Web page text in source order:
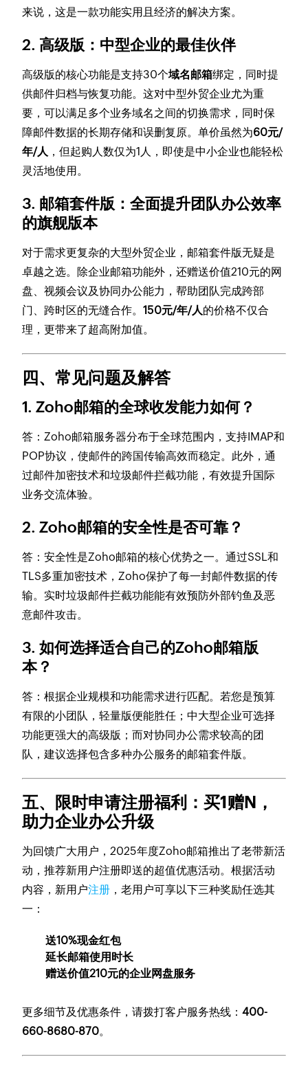
来说，这是一款功能实用且经济的解决方案。
2. 高级版：中型企业的最佳伙伴
高级版的核心功能是支持30个域名邮箱绑定，同时提
供邮件归档与恢复功能。这对中型外贸企业尤为重
要，可以满足多个业务域名之间的切换需求，同时保
障邮件数据的长期存储和误删复原。单价虽然为60元/
年/人 ，但起购人数仅为1人，即使是中小企业也能轻松
灵活地使用。
3. 邮箱套件版：全面提升团队办公效率
的旗舰版本
对于需求更复杂的大型外贸企业，邮箱套件版无疑是
卓越之选。除企业邮箱功能外，还赠送价值210元的网
盘、视频会议及协同办公能力，帮助团队完成跨部
门、跨时区的无缝合作。150元/年/人的价格不仅合
理，更带来了超高附加值。
四、常见问题及解答
1. Zoho邮箱的全球收发能力如何？
答：Zoho邮箱服务器分布于全球范围内，支持IMAP和
POP协议，使邮件的跨国传输高效而稳定。此外，通
过邮件加密技术和垃圾邮件拦截功能，有效提升国际
业务交流体验。
2. Zoho邮箱的安全性是否可靠？
答：安全性是Zoho邮箱的核心优势之一。通过SSL和
TLS多重加密技术，Zoho保护了每一封邮件数据的传
输。实时垃圾邮件拦截功能能有效预防外部钓鱼及恶
意邮件攻击。
3. 如何选择适合自己的Zoho邮箱版
本？
答：根据企业规模和功能需求进行匹配。若您是预算
有限的小团队，轻量版便能胜任；中大型企业可选择
功能更强大的高级版；而对协同办公需求较高的团
队，建议选择包含多种办公服务的邮箱套件版。
五、限时申请注册福利：买1赠N，
助力企业办公升级
为回馈广大用户，2025年度Zoho邮箱推出了老带新活
动，推荐新用户注册即送的超值优惠活动。根据活动
内容，新用户注册 ，老用户可享以下三种奖励任选其
一：
送10%现金红包
延长邮箱使用时长
赠送价值210元的企业网盘服务
更多细节及优惠条件，请拨打客户服务热线：400-
660-8680-870。